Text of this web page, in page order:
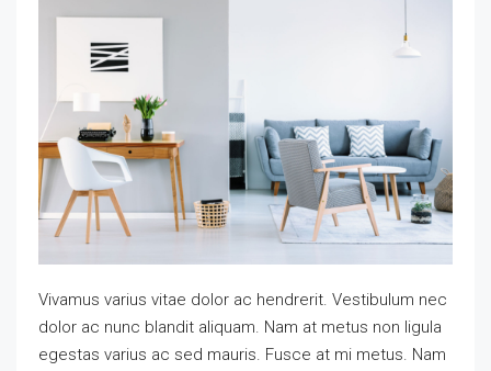
Vivamus varius vitae dolor ac hendrerit. Vestibulum nec
dolor ac nunc blandit aliquam. Nam at metus non ligula
egestas varius ac sed mauris. Fusce at mi metus. Nam